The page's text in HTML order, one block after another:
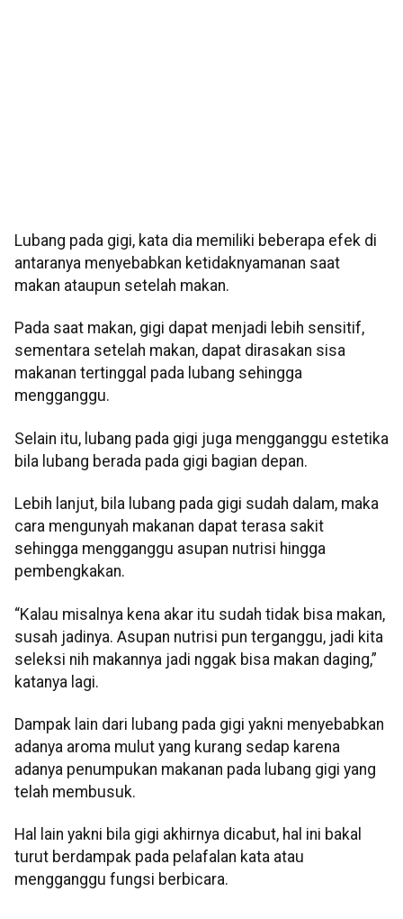
Lubang pada gigi, kata dia memiliki beberapa efek di
antaranya menyebabkan ketidaknyamanan saat
makan ataupun setelah makan.
Pada saat makan, gigi dapat menjadi lebih sensitif,
sementara setelah makan, dapat dirasakan sisa
makanan tertinggal pada lubang sehingga
mengganggu.
Selain itu, lubang pada gigi juga mengganggu estetika
bila lubang berada pada gigi bagian depan.
Lebih lanjut, bila lubang pada gigi sudah dalam, maka
cara mengunyah makanan dapat terasa sakit
sehingga mengganggu asupan nutrisi hingga
pembengkakan.
“Kalau misalnya kena akar itu sudah tidak bisa makan,
susah jadinya. Asupan nutrisi pun terganggu, jadi kita
seleksi nih makannya jadi nggak bisa makan daging,”
katanya lagi.
Dampak lain dari lubang pada gigi yakni menyebabkan
adanya aroma mulut yang kurang sedap karena
adanya penumpukan makanan pada lubang gigi yang
telah membusuk.
Hal lain yakni bila gigi akhirnya dicabut, hal ini bakal
turut berdampak pada pelafalan kata atau
mengganggu fungsi berbicara.